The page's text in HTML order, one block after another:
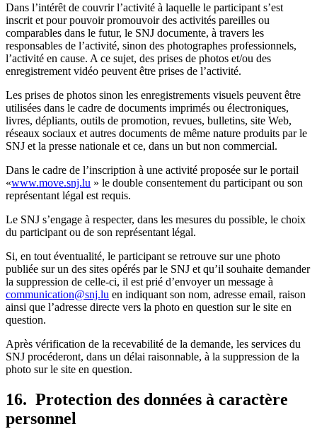
Dans l’intérêt de couvrir l’activité à laquelle le participant s’est
inscrit et pour pouvoir promouvoir des activités pareilles ou
comparables dans le futur, le SNJ documente, à travers les
responsables de l’activité, sinon des photographes professionnels,
l’activité en cause. A ce sujet, des prises de photos et/ou des
enregistrement vidéo peuvent être prises de l’activité.
Les prises de photos sinon les enregistrements visuels peuvent être
utilisées dans le cadre de documents imprimés ou électroniques,
livres, dépliants, outils de promotion, revues, bulletins, site Web,
réseaux sociaux et autres documents de même nature produits par le
SNJ et la presse nationale et ce, dans un but non commercial.
Dans le cadre de l’inscription à une activité proposée sur le portail
«www.move.snj.lu » le double consentement du participant ou son
représentant légal est requis.
Le SNJ s’engage à respecter, dans les mesures du possible, le choix
du participant ou de son représentant légal.
Si, en tout éventualité, le participant se retrouve sur une photo
publiée sur un des sites opérés par le SNJ et qu’il souhaite demander
la suppression de celle-ci, il est prié d’envoyer un message à
communication@snj.lu en indiquant son nom, adresse email, raison
ainsi que l’adresse directe vers la photo en question sur le site en
question.
Après vérification de la recevabilité de la demande, les services du
SNJ procéderont, dans un délai raisonnable, à la suppression de la
photo sur le site en question.
16. Protection des données à caractère
personnel